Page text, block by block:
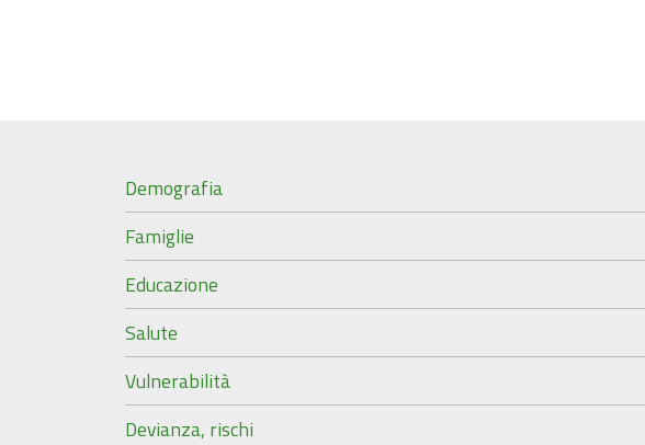
Demografia
Famiglie
Educazione
Salute
Vulnerabilità
Devianza, rischi